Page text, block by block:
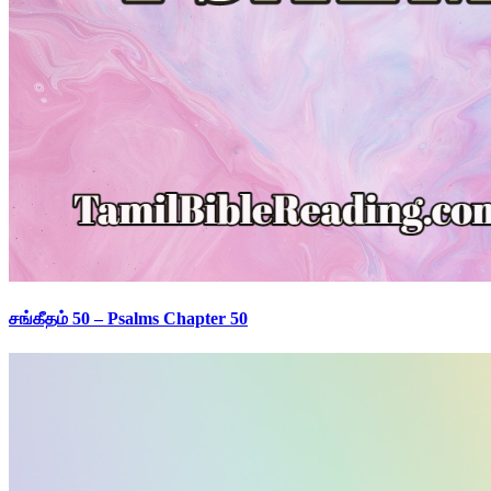
சங்கீதம் 50 – Psalms Chapter 50